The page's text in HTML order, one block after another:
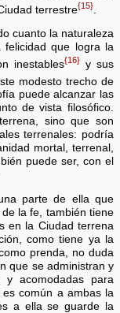
terrestre{15}
cuanto la naturaleza
felicidad que logra la
inestables{16}y sus
modesto trecho de
puede alcanzar las
de vista filosófico.
sino que son
terrenales: podría
mortal, terrenal,
puede ser, con el
parte de ella que
la fe, también tiene
en la Ciudad terrena
como tiene ya la
prenda, no duda
que se administran y
acomodadas para
común a ambas la
a ella se guarde la